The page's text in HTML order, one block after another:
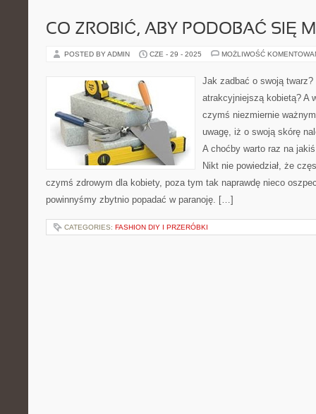
CO ZROBIĆ, ABY PODOBAĆ SIĘ
POSTED BY ADMIN CZE - 29 - 2025 MOŻLIWOŚĆ
Jak zadbać o swoją
atrakcyjniejszą kobietą? A
czymś niezmiernie
uwagę, iż o swoją skórę
A choćby warto raz na
Nikt nie powiedział, że
czymś zdrowym dla kobiety, poza tym tak naprawdę nieco
powinnyśmy zbytnio popadać w paranoję. […]
CATEGORIES: FASHION DIY I PRZERÓBKI